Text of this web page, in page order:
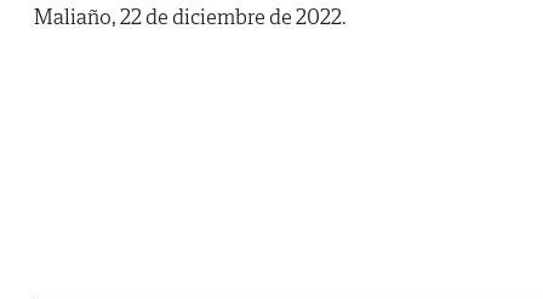
Maliaño, 22 de diciembre de 2022.